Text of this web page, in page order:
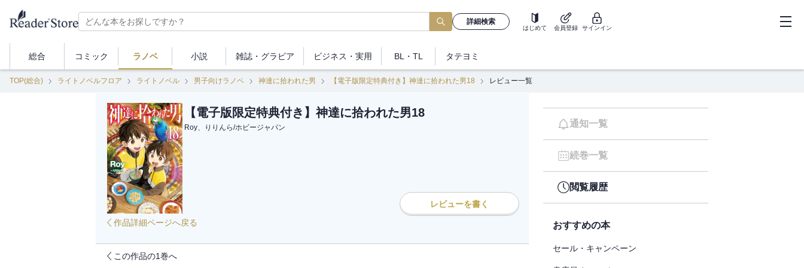
詳細検索
はじめて 会員登録 サインイン
総合 コミック ラノベ 小説 雑誌・ グラビア ビジネス ・実用 BL・TL タテヨミ
TOP(総合) ライトノベルフロア ライトノベル 男子向けラノベ 神達に拾われた男 【電子版限定特典付き】神達に拾われた男18 レビュー一覧
【電子版限定特典付き】神達に拾われた男18
Roy、りりんら/ホビージャパン
レビューを書く
作品詳細ページへ戻る
この作品の1巻へ
通知一覧
続巻一覧
閲覧履歴
おすすめの本
セール・キャンペーン